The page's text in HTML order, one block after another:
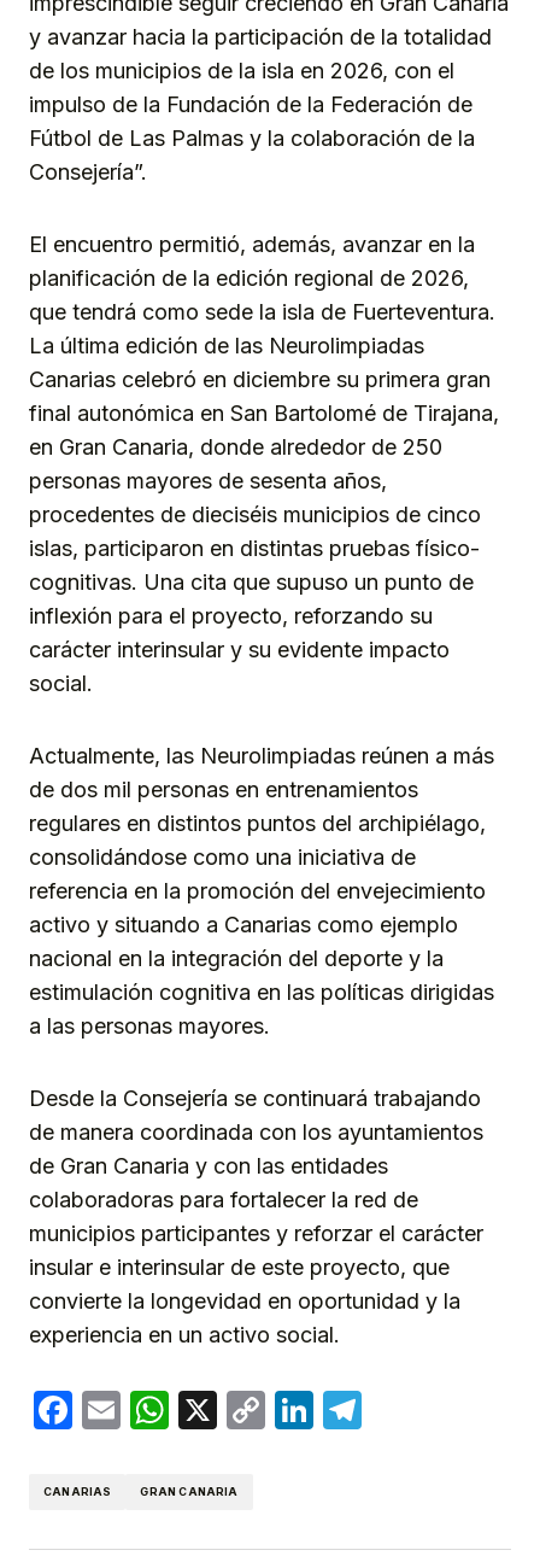
y avanzar hacia la participación de la totalidad
de los municipios de la isla en 2026, con el
impulso de la Fundación de la Federación de
Fútbol de Las Palmas y la colaboración de la
Consejería”.
El encuentro permitió, además, avanzar en la
planificación de la edición regional de 2026,
que tendrá como sede la isla de Fuerteventura.
La última edición de las Neurolimpiadas
Canarias celebró en diciembre su primera gran
final autonómica en San Bartolomé de Tirajana,
en Gran Canaria, donde alrededor de 250
personas mayores de sesenta años,
procedentes de dieciséis municipios de cinco
islas, participaron en distintas pruebas físico-
cognitivas. Una cita que supuso un punto de
inflexión para el proyecto, reforzando su
carácter interinsular y su evidente impacto
social.
Actualmente, las Neurolimpiadas reúnen a más
de dos mil personas en entrenamientos
regulares en distintos puntos del archipiélago,
consolidándose como una iniciativa de
referencia en la promoción del envejecimiento
activo y situando a Canarias como ejemplo
nacional en la integración del deporte y la
estimulación cognitiva en las políticas dirigidas
a las personas mayores.
Desde la Consejería se continuará trabajando
de manera coordinada con los ayuntamientos
de Gran Canaria y con las entidades
colaboradoras para fortalecer la red de
municipios participantes y reforzar el carácter
insular e interinsular de este proyecto, que
convierte la longevidad en oportunidad y la
experiencia en un activo social.
Facebook
EmailWhatsApp
X
CopyLinkedIn
CANARIAS GRAN CANARIA